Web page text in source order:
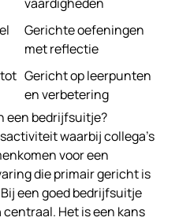
Gerichte oefeningen
met reflectie
Gericht op leerpunten
en verbetering
een bedrijfsuitje?
waarbij collega’s
voor een
die primair gericht is
een goed bedrijfsuitje
centraal. Het is een kans